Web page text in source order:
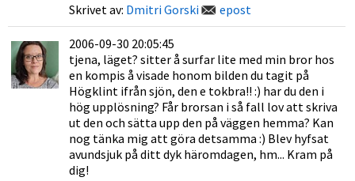
Skrivet av: Dmitri Gorski epost
2006-09-30 20:05:45
tjena, läget? sitter å surfar lite med min bror hos
en kompis å visade honom bilden du tagit på
Högklint ifrån sjön, den e tokbra!! :) har du den i
hög upplösning? Får brorsan i så fall lov att skriva
ut den och sätta upp den på väggen hemma? Kan
nog tänka mig att göra detsamma :) Blev hyfsat
avundsjuk på ditt dyk häromdagen, hm... Kram på
dig!